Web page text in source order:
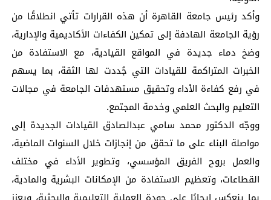
وأكد رئيس جامعة القاهرة أن هذه القرارات تأتي انطلاقًا من
رؤية الجامعة الهادفة إلى تمكين الكفاءات الأكاديمية والإدارية،
وضخ دماء جديدة في المواقع القيادية، مع الاستفادة من
الخبرات المتراكمة للقيادات التي جُددت لها الثقة، بما يسهم
في رفع كفاءة الأداء وتحقيق مستهدفات الجامعة في مجالات
التعليم والبحث العلمي وخدمة المجتمع.
ووجّه الدكتور محمد سامي عبدالصادق القيادات الجديدة إلى
مواصلة البناء على ما تحقق من إنجازات خلال السنوات الماضية،
والعمل بروح الفريق المؤسسي، وتطوير الأداء في مختلف
القطاعات، وتعظيم الاستفادة من الإمكانات البشرية والمادية،